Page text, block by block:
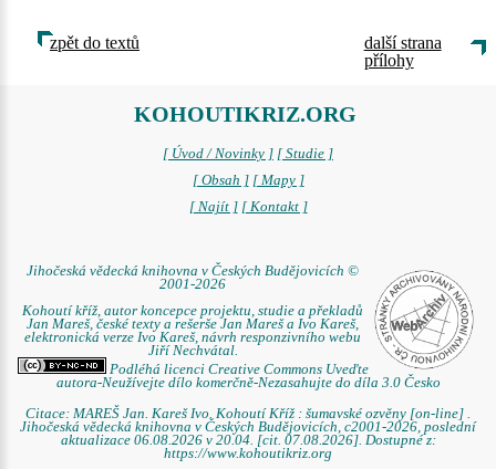
zpět do textů
další strana
přílohy
KOHOUTIKRIZ.ORG
[ Úvod / Novinky ] [ Studie ]
[ Obsah ] [ Mapy ]
[ Najít ] [ Kontakt ]
Jihočeská vědecká knihovna v Českých Budějovicích ©
2001-2026
Kohoutí kříž, autor koncepce projektu, studie a překladů
Jan Mareš, české texty a rešerše Jan Mareš a Ivo Kareš,
elektronická verze Ivo Kareš, návrh responzivního webu
Jiří Nechvátal.
Podléhá licenci Creative Commons Uveďte
autora-Neužívejte dílo komerčně-Nezasahujte do díla 3.0 Česko
Citace: MAREŠ Jan. Kareš Ivo. Kohoutí Kříž : šumavské ozvěny [on-line] .
Jihočeská vědecká knihovna v Českých Budějovicích, c2001-2026, poslední
aktualizace 06.08.2026 v 20.04. [cit. 07.08.2026]. Dostupné z:
https://www.kohoutikriz.org